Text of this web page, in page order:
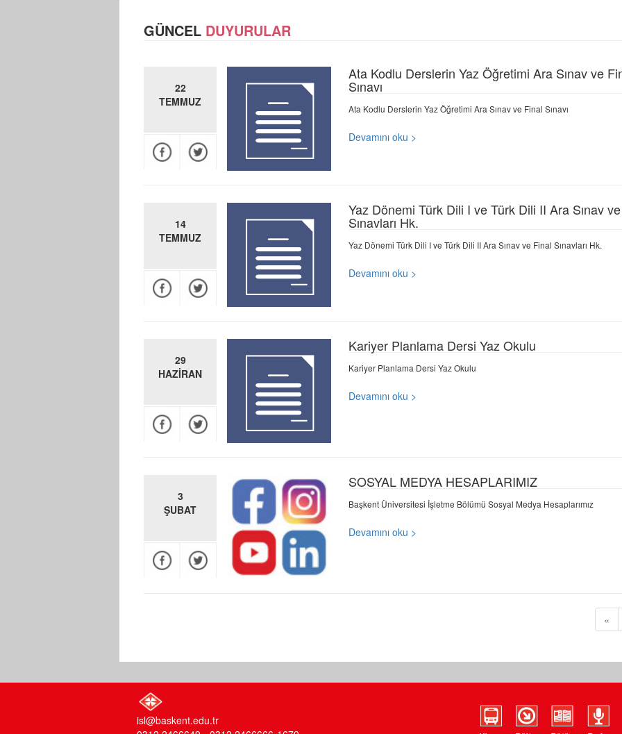
GÜNCEL DUYURULAR
22
TEMMUZ
Ata Kodlu Derslerin Yaz Öğretimi Ara Sınav ve
Sınavı
Ata Kodlu Derslerin Yaz Öğretimi Ara Sınav ve Final Sınavı
Devamını oku >
14
TEMMUZ
Yaz Dönemi Türk Dili I ve Türk Dili II Ara Sınav
Sınavları Hk.
Yaz Dönemi Türk Dili I ve Türk Dili II Ara Sınav ve Final Sınavları Hk.
Devamını oku >
29
HAZİRAN
Kariyer Planlama Dersi Yaz Okulu
Kariyer Planlama Dersi Yaz Okulu
Devamını oku >
3
ŞUBAT
SOSYAL MEDYA HESAPLARIMIZ
Başkent Üniversitesi İşletme Bölümü Sosyal Medya Hesaplarımız
Devamını oku >
«
isl@baskent.edu.tr